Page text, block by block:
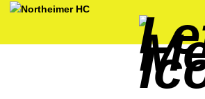
Back
1. Herren
2. Herren
Back
Weibliche
Back
NHC
Back
Vorstand
Satzung
Back
Back
Download
Back